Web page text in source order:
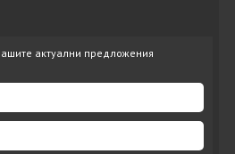
актуални предложения